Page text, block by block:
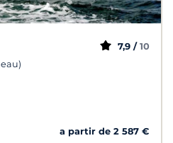
7,9 / 10
a partir de 2 587 €